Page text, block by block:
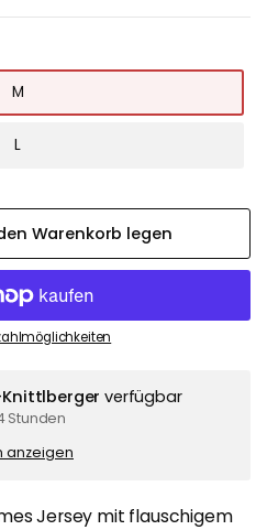
M
L
Warenkorb legen
verfügbar
Stunden
anzeigen
Jersey mit flauschigem